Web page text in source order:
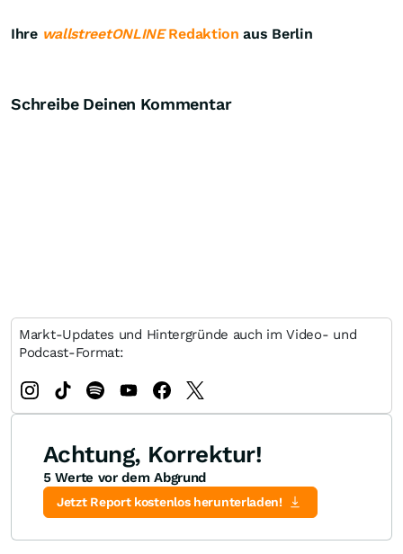
Ihre wallstreetONLINERedaktion aus Berlin
Schreibe Deinen Kommentar
Markt-Updates und Hintergründe auch im Video- und
Podcast-Format:
Achtung, Korrektur!
5 Werte vor dem Abgrund
Jetzt Report kostenlos herunterladen!